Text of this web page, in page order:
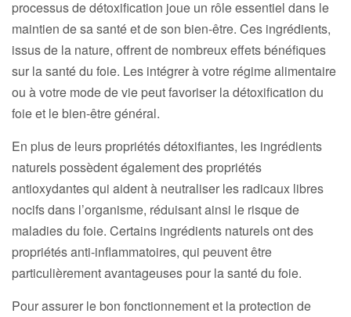
processus de détoxification joue un rôle essentiel dans le
maintien de sa santé et de son bien-être. Ces ingrédients,
issus de la nature, offrent de nombreux effets bénéfiques
sur la santé du foie. Les intégrer à votre régime alimentaire
ou à votre mode de vie peut favoriser la détoxification du
foie et le bien-être général.
En plus de leurs propriétés détoxifiantes, les ingrédients
naturels possèdent également des propriétés
antioxydantes qui aident à neutraliser les radicaux libres
nocifs dans l’organisme, réduisant ainsi le risque de
maladies du foie. Certains ingrédients naturels ont des
propriétés anti-inflammatoires, qui peuvent être
particulièrement avantageuses pour la santé du foie.
Pour assurer le bon fonctionnement et la protection de